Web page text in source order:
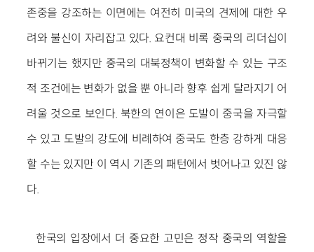
존중을 강조하는 이면에는 여전히 미국의 견제에 대한 우
려와 불신이 자리잡고 있다. 요컨대 비록 중국의 리더십이
바뀌기는 했지만 중국의 대북정책이 변화할 수 있는 구조
적 조건에는 변화가 없을 뿐 아니라 향후 쉽게 달라지기 어
려울 것으로 보인다. 북한의 연이은 도발이 중국을 자극할
수 있고 도발의 강도에 비례하여 중국도 한층 강하게 대응
할 수는 있지만 이 역시 기존의 패턴에서 벗어나고 있진 않
다.
한국의 입장에서 더 중요한 고민은 정작 중국의 역할을